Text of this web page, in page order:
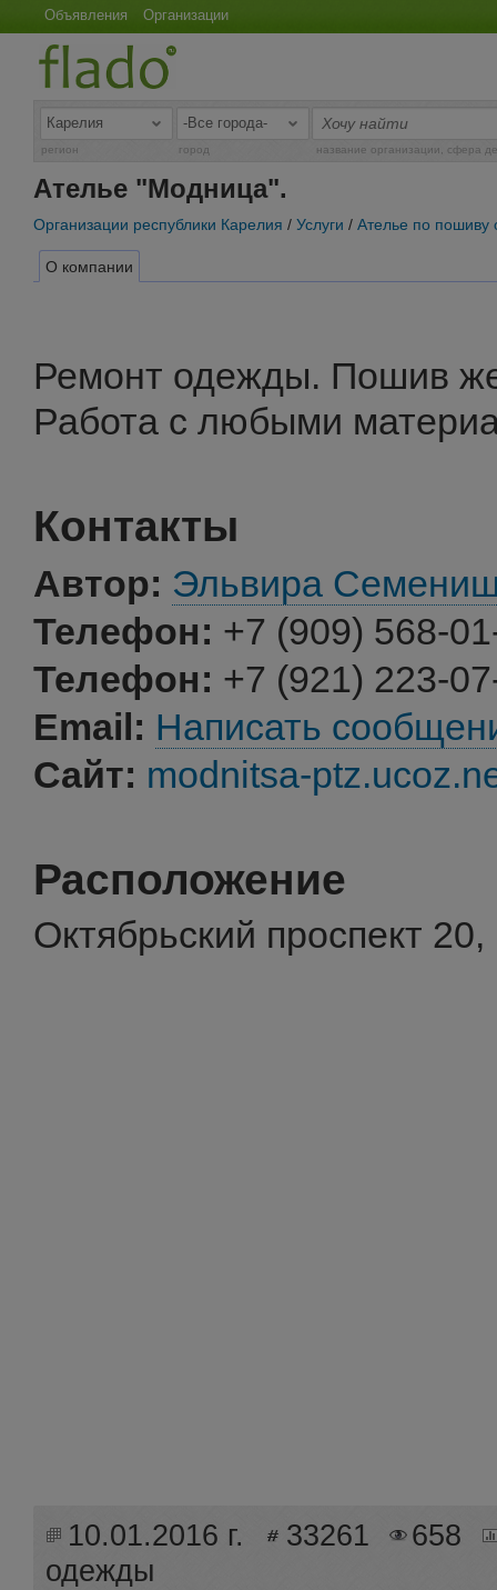
Объявления Организации
регион город название организации, сфера
Ателье "Модница".
Организации республики Карелия / Услуги / Ателье по пошиву
О компании
Ремонт одежды. Пошив
Работа с любыми
Контакты
Автор: Эльвира
Телефон: +7 (909) 568-
Телефон: +7 (921) 223-
Email: Написать
Сайт: modnitsa-
Расположение
Октябрьский проспект
10.01.2016 г. 33261
658
одежды